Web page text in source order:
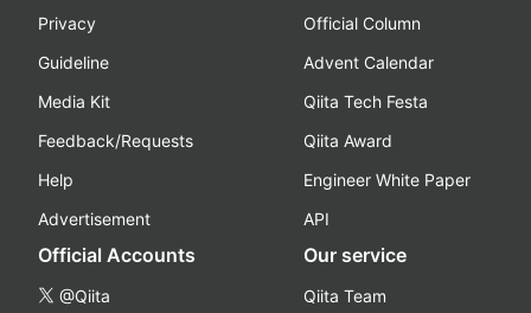
Privacy
Guideline
Media Kit
Feedback/Requests
Help
Advertisement
Official Column
Advent Calendar
Qiita Tech Festa
Qiita Award
Engineer White Paper
API
Official Accounts
@Qiita
Our service
Qiita Team